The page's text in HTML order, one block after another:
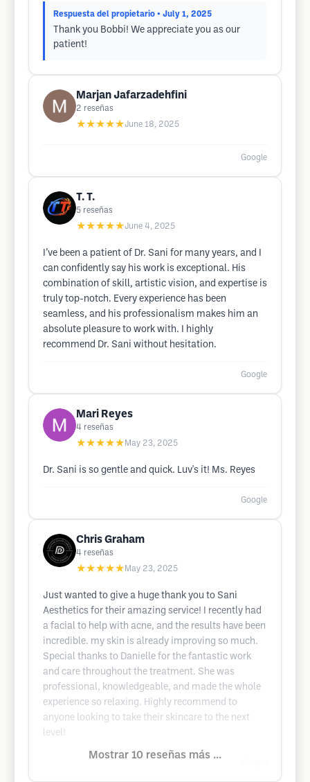
Respuesta del propietario • July 1, 2025
Thank you Bobbi! We appreciate you as our
patient!
Marjan Jafarzadehfini
2 reseñas
★★★★★June 18, 2025
Google
T. T.
5 reseñas
★★★★★June 4, 2025
I’ve been a patient of Dr. Sani for many years, and I
can confidently say his work is exceptional. His
combination of skill, artistic vision, and expertise is
truly top-notch. Every experience has been
seamless, and his professionalism makes him an
absolute pleasure to work with. I highly
recommend Dr. Sani without hesitation.
Google
Mari Reyes
4 reseñas
★★★★★ May 23, 2025
Dr. Sani is so gentle and quick. Luv's it! Ms. Reyes
Google
Chris Graham
4 reseñas
★★★★★ May 23, 2025
Just wanted to give a huge thank you to Sani
Aesthetics for their amazing service! I recently had
a facial to help with acne, and the results have been
incredible. my skin is already improving so much.
Special thanks to Danielle for the fantastic work
and care throughout the treatment. She was
professional, knowledgeable, and made the whole
experience so relaxing. Highly recommend to
anyone looking to take their skincare to the next
level!
Mostrar 10 reseñas más ...